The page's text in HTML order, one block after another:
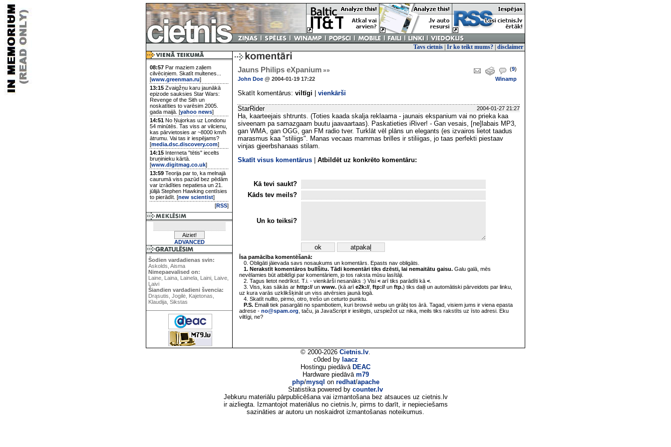
Tavs cietnis Ir ko teikt mums? disclaimer
08:57 Par maziem zaļiem
cilvēciņiem. Skatīt multenes...
[www.greenman.ru]
13:15 Zvaigžņu karu jaunākā
epizode sauksies Star Wars:
Revenge of the Sith un
noskatīties to varēsim 2005.
gada maijā. [yahoo news]
14:51 No Ņujorkas uz Londonu
54 minūtēs. Tas viss ar vilcienu,
kas pārvietosies ar ~8000 km/h
ātrumu. Vai tas ir iespējams?
[media.dsc.discovery.com]
14:15 Interneta "tētis" iecelts
bruņinieku kārtā.
[www.digitmag.co.uk]
13:59 Teorija par to, ka melnajā
caurumā viss pazūd bez pēdām
var izrādīties nepatiesa un 21.
jūlijā Stephen Hawking centīsies
to pierādīt. [new scientist]
[RSS]
ADVANCED
Šodien vardadienas svin:
Askolds, Aisma
Nimepaevalised on:
Laine, Laina, Lainela, Laini, Laive,
Laivi
Šiandien vardadieni švencia:
Drąsutis, Jogilė, Kajetonas,
Klaudija, Sikstas
Jauns Philips eXpanium »» (9)
John Doe @ 2004-01-19 17:22 Winamp
Skatīt komentārus: viltīgi vienkārši
StarRider 2004-01-27 21:27
Ha, kaarteejais shtrunts. (Toties kaada skalja reklaama - jaunais ekspanium vai no prieka kaa
siveenam pa samazgaam buutu jaavaartaas). Paskatieties iRiver! - Gan vesais, [ne]labais MP3,
gan WMA, gan OGG, gan FM radio tver. Turklāt vēl plāns un elegants (es izvairos lietot taadus
marasmus kaa "stiliigs". Manas vecaas mammas brilles ir stiliigas, jo taas perfekti piestaav
vinjas gjeerbshanaas stilam.
Skatīt visus komentārus
Atbildēt uz konkrēto komentāru:
Kā tevi saukt?
Kāds tev meils?
Un ko teiksi?
Īsa pamācība komentēšanā:
0. Obligāti jāievada savs nosaukums un komentārs. Epasts nav obligāts.
1. Nerakstīt komentāros bullšitu. Tādi komentāri tiks dzēsti, lai nemaitātu gaisu. Galu galā, mēs
nevēlamies būt atbildīgi par komentāriem, jo tos raksta mūsu lasītāji.
2. Tagus lietot nedrīkst. T.i. - vienkārši nesanāks :) Visi < arī tiks parādīti kā <
3. Viss, kas sākās ar http:// un www. (kā arī e2k:// ftp:// un ftp.) tiks daiļi un automātiski pārveidots par linku,
uz kura varās uzklikšķināt un viss atvērsies jaunā logā.
4. Skatīt nullto, pirmo, otro, trešo un ceturto punktu.
P.S. Emaili tiek pasargāti no spambotiem, kuri browsē webu un grābj tos ārā. Tagad, visiem jums ir viena epasta
adrese - no@spam.org , taču, ja JavaScript ir ieslēgts, uzspiežot uz nika, meils tiks rakstīts uz īsto adresi. Eku
viltīgi, ne?
© 2000-2026 Cietnis.lv.
c0ded by laacz
Hostingu piedāvā DEAC
Hardware piedāvā m79
php/mysql on redhat/apache
Statistika powered by counter.lv
Jebkuru materiālu pārpublicēšana vai izmantošana bez atsauces uz cietnis.lv
ir aizliegta. Izmantojot materiālus no cietnis.lv, pirms to darīt, ir nepieciešams
sazināties ar autoru un noskaidrot izmantošanas noteikumus.